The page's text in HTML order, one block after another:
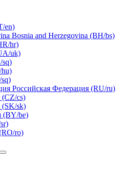
en)
Bosnia and Herzegovina (BH/bs)
hr)
uk)
Российская Федерация (RU/ru)
(CZ/cs)
(SK/sk)
(BY/be)
ro)